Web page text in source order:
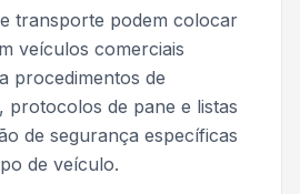
transporte podem colocar
veículos comerciais
procedimentos de
protocolos de pane e listas
de segurança específicas
de veículo.